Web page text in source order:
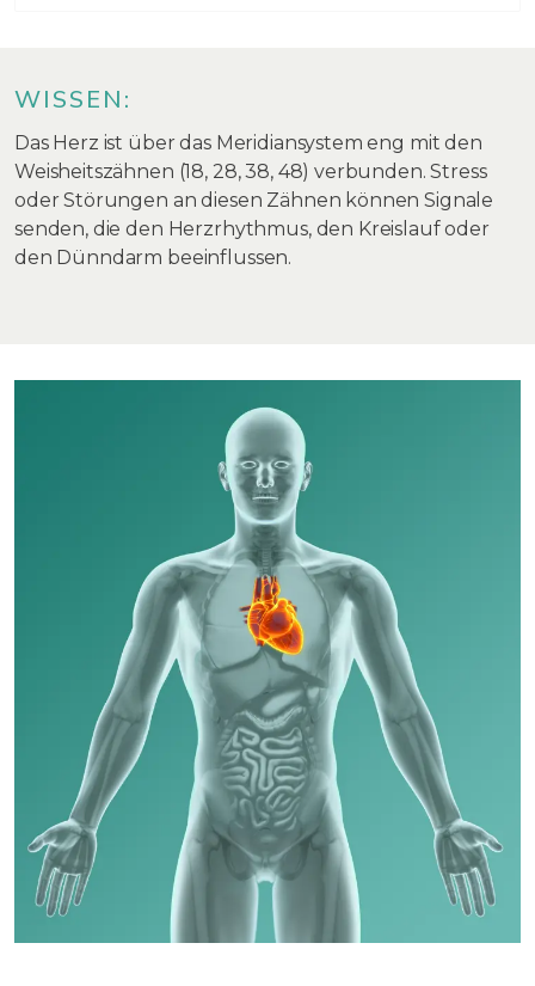
WISSEN:
Das Herz ist über das Meridiansystem eng mit den
Weisheitszähnen (18, 28, 38, 48) verbunden. Stress
oder Störungen an diesen Zähnen können Signale
senden, die den Herzrhythmus, den Kreislauf oder
den Dünndarm beeinflussen.